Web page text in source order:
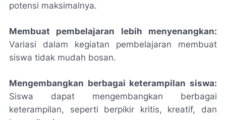
potensi maksimalnya.
Membuat pembelajaran lebih menyenangkan:
Variasi dalam kegiatan pembelajaran membuat
siswa tidak mudah bosan.
Mengembangkan berbagai keterampilan siswa:
Siswa dapat mengembangkan berbagai
keterampilan, seperti berpikir kritis, kreatif, dan